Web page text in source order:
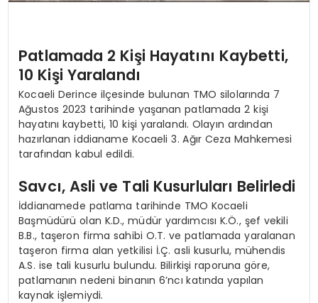
Patlamada 2 Kişi Hayatını Kaybetti,
10 Kişi Yaralandı
Kocaeli Derince ilçesinde bulunan TMO silolarında 7
Ağustos 2023 tarihinde yaşanan patlamada 2 kişi
hayatını kaybetti, 10 kişi yaralandı. Olayın ardından
hazırlanan iddianame Kocaeli 3. Ağır Ceza Mahkemesi
tarafından kabul edildi.
Savcı, Asli ve Tali Kusurluları Belirledi
İddianamede patlama tarihinde TMO Kocaeli
Başmüdürü olan K.D., müdür yardımcısı K.Ö., şef vekili
B.B., taşeron firma sahibi O.T. ve patlamada yaralanan
taşeron firma alan yetkilisi İ.Ç. asli kusurlu, mühendis
A.S. ise tali kusurlu bulundu. Bilirkişi raporuna göre,
patlamanın nedeni binanın 6’ncı katında yapılan
kaynak işlemiydi.